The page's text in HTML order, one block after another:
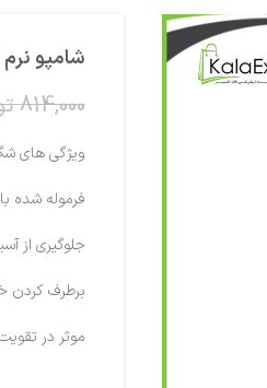
شامپو نرم
814,000
ویژگی های
فرموله شده
جلوگیری از
برطرف کردن
موثر در